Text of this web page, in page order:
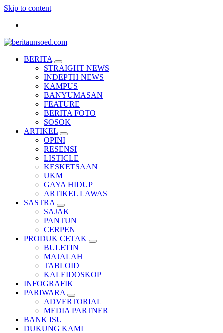
Skip to content
Pemandu Wawasan Almamater
BERITA
STRAIGHT NEWS
INDEPTH NEWS
KAMPUS
BANYUMASAN
FEATURE
BERITA FOTO
SOSOK
ARTIKEL
OPINI
RESENSI
LISTICLE
KESKETSAAN
UKM
GAYA HIDUP
ARTIKEL LAWAS
SASTRA
SAJAK
PANTUN
CERPEN
PRODUK CETAK
BULETIN
MAJALAH
TABLOID
KALEIDOSKOP
INFOGRAFIK
PARIWARA
ADVERTORIAL
MEDIA PARTNER
BANK ISU
DUKUNG KAMI